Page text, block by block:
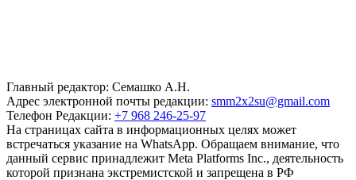
Главный редактор: Семашко А.Н.
Адрес электронной почты редакции: smm2x2su@gmail.com
Телефон Редакции: +7 968 246-25-97
На страницах сайта в информационных целях может
встречаться указание на WhatsApp. Обращаем внимание, что
данный сервис принадлежит Meta Platforms Inc., деятельность
которой признана экстремистской и запрещена в РФ